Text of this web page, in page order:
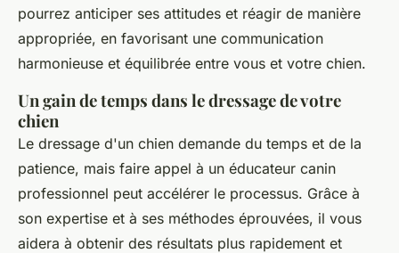
pourrez anticiper ses attitudes et réagir de manière
appropriée, en favorisant une communication
harmonieuse et équilibrée entre vous et votre chien.
Un gain de temps dans le dressage de votre
chien
Le dressage d'un chien demande du temps et de la
patience, mais faire appel à un éducateur canin
professionnel peut accélérer le processus. Grâce à
son expertise et à ses méthodes éprouvées, il vous
aidera à obtenir des résultats plus rapidement et